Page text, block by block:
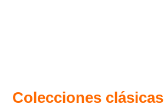
Colecciones clásicas